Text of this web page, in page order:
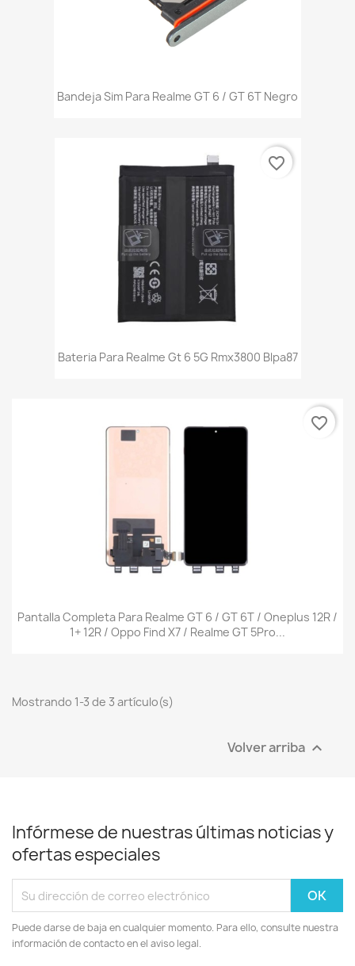
Bandeja Sim Para Realme GT 6 / GT 6T Negro
Bateria Para Realme Gt 6 5G Rmx3800 Blpa87
favorite_border
Pantalla Completa Para Realme GT 6 / GT 6T / Oneplus 12R /
1+ 12R / Oppo Find X7 / Realme GT 5Pro...
favorite_border
Mostrando 1-3 de 3 artículo(s)
Volver arriba 
Infórmese de nuestras últimas noticias y
ofertas especiales
Puede darse de baja en cualquier momento. Para ello, consulte nuestra
información de contacto en el aviso legal.